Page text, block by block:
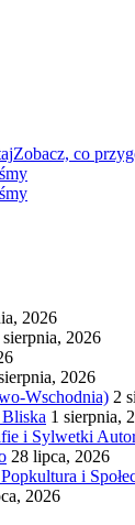
Zobacz, co
2026
sierpnia, 2026
2026
Wschodnia) 2
1 sierpnia,
i Sylwetki
28 lipca, 2026
i
2026